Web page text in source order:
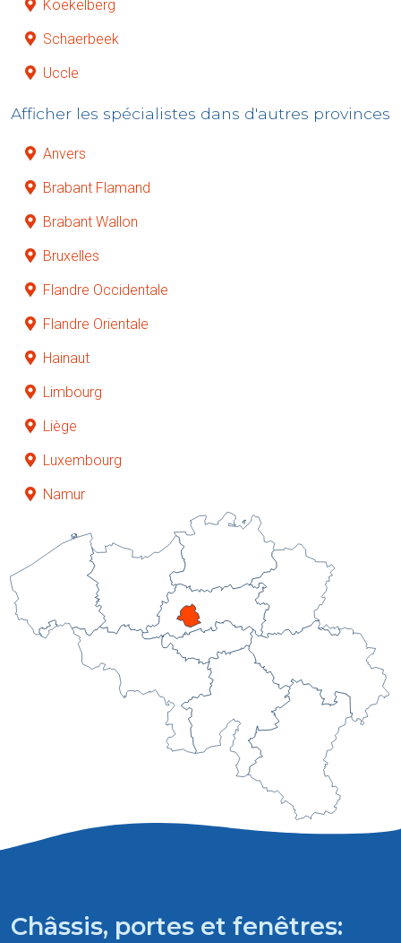
Koekelberg
Schaerbeek
Uccle
Afficher les spécialistes dans d'autres provinces
Anvers
Brabant Flamand
Brabant Wallon
Bruxelles
Flandre Occidentale
Flandre Orientale
Hainaut
Limbourg
Liège
Luxembourg
Namur
Châssis, portes et fenêtres: